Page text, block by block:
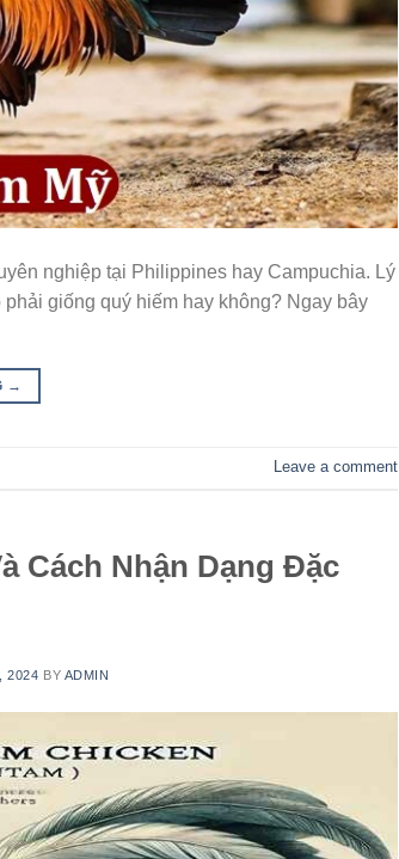
nghiệp tại Philippines hay Campuchia. Lý
giống quý hiếm hay không? Ngay bây
→
Leave a comment
Cách Nhận Dạng Đặc
2024 BY ADMIN